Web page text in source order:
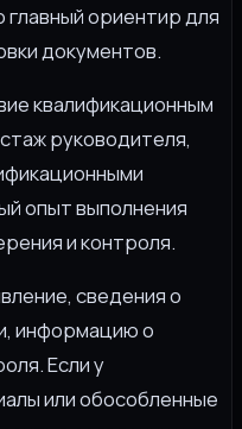
ориентир для
документов.
квалификационным
руководителя,
опыт выполнения
и контроля.
сведения о
информацию о
Если у
или обособленные